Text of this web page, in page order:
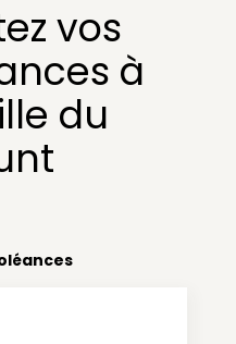
vos
à
du